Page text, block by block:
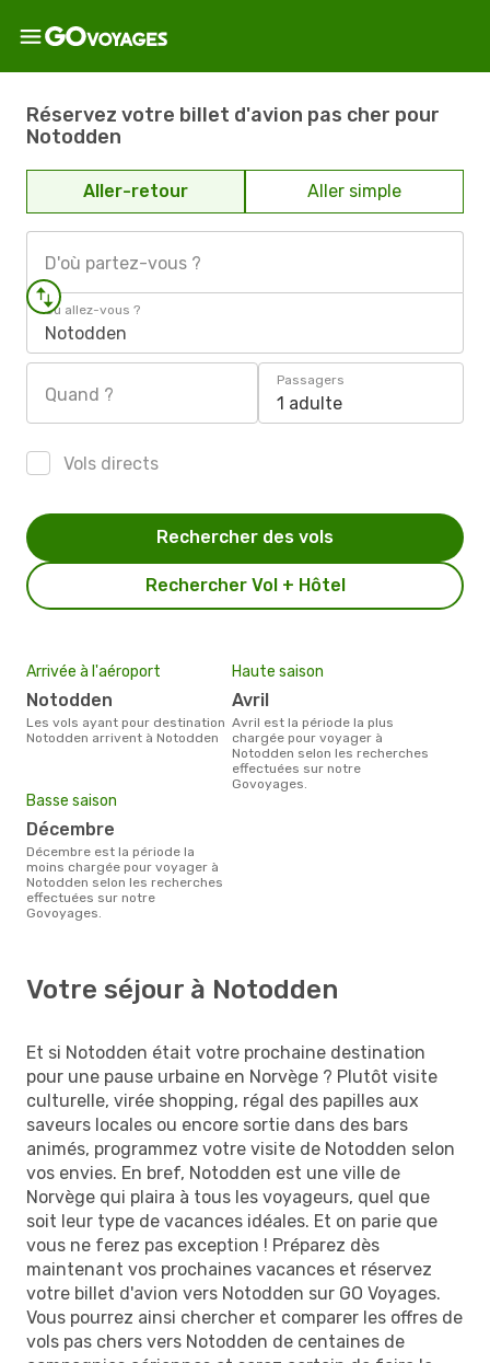
Réservez votre billet d'avion pas cher pour
Notodden
Aller-retour Aller simple
D'où partez-vous ?
Où allez-vous ?
Notodden
Quand ?
Passagers
1 adulte
Vols directs
Rechercher Vol + Hôtel
Rechercher des vols
Arrivée à l'aéroport
Notodden
Les vols ayant pour destination
Notodden arrivent à Notodden
Haute saison
avril
avril est la période la plus
chargée pour voyager à
Notodden selon les recherches
effectuées sur notre
Govoyages.
Basse saison
décembre
décembre est la période la
moins chargée pour voyager à
Notodden selon les recherches
effectuées sur notre
Govoyages.
Votre séjour à Notodden
Et si Notodden était votre prochaine destination
pour une pause urbaine en Norvège ? Plutôt visite
culturelle, virée shopping, régal des papilles aux
saveurs locales ou encore sortie dans des bars
animés, programmez votre visite de Notodden selon
vos envies. En bref, Notodden est une ville de
Norvège qui plaira à tous les voyageurs, quel que
soit leur type de vacances idéales. Et on parie que
vous ne ferez pas exception ! Préparez dès
maintenant vos prochaines vacances et réservez
votre billet d'avion vers Notodden sur GO Voyages.
Vous pourrez ainsi chercher et comparer les offres de
vols pas chers vers Notodden de centaines de